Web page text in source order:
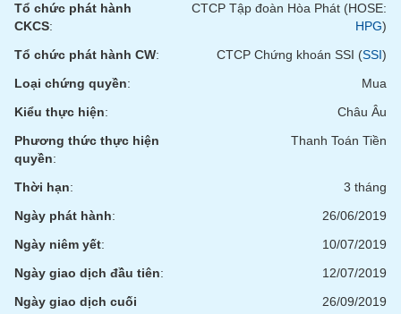
Tổ chức phát hành
CKCS:
CTCP Tập đoàn Hòa Phát (HOSE:
HPG)
Tổ chức phát hành CW: CTCP Chứng khoán SSI (SSI)
Loại chứng quyền:
Mua
Kiểu thực hiện:
Châu Âu
Phương thức thực hiện
quyền:
Thanh Toán Tiền
Thời hạn:
3 tháng
Ngày phát hành:
26/06/2019
Ngày niêm yết:
10/07/2019
Ngày giao dịch đầu tiên:
12/07/2019
Ngày giao dịch cuối
26/09/2019